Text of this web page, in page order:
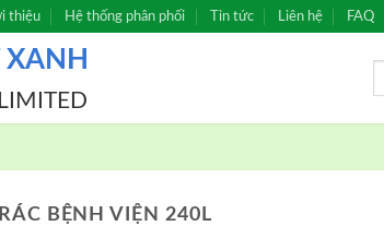
thiệu Hệ thống phân phối Tin tức Liên hệ FAQ
XANH
BỆNH VIỆN 240L